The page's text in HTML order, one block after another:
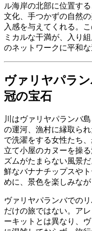
ル海岸の北部に位置す
文化、手つかずの自然
入感を与えてくれる。
ミカルな干満が、入り
のネットワークに平和な
ヴァリヤパラ
冠の宝石
川はヴァリヤパランバ
の運河、漁村に縁取ら
で洗濯をする女性たち
立て小屋のカヌーを操
ズムがたまらない風景
鮮なバナナチップスや
めに、景色を楽しみな
ヴァリヤパランバでの
だけの旅ではない。ア
ーキットとは異なり、